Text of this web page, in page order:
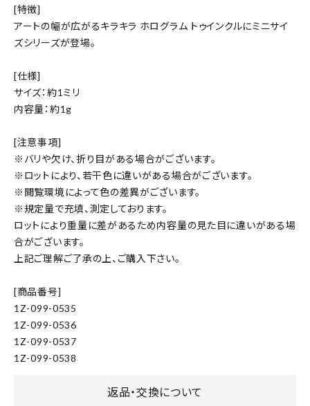
[特徴]
アートの幅が広がるキラキラ ホログラム トゥインクルにミニサイ
ズシリーズが登場。
[仕様]
サイズ：約1ミリ
内容量：約1g
[注意事項]
※バリや欠け、折り目がある場合がございます。
※ロットにより、若干色に違いがある場合がございます。
※閲覧環境によって色の差異がございます。
※規定量で充填、測定しております。
ロットにより重量に差があるため内容量の見た目に違いがある場
合がございます。
上記ご理解ご了承の上、ご購入下さい。
[商品番号]
1Z-099-0535
1Z-099-0536
1Z-099-0537
1Z-099-0538
返品・交換について